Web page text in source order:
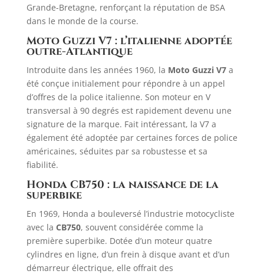
Grande-Bretagne, renforçant la réputation de BSA
dans le monde de la course.
Moto Guzzi V7 : l’italienne adoptée
outre-Atlantique
Introduite dans les années 1960, la Moto Guzzi V7a
été conçue initialement pour répondre à un appel
d’offres de la police italienne. Son moteur en V
transversal à 90 degrés est rapidement devenu une
signature de la marque. Fait intéressant, la V7 a
également été adoptée par certaines forces de police
américaines, séduites par sa robustesse et sa
fiabilité.
Honda CB750 : la naissance de la
superbike
En 1969, Honda a bouleversé l’industrie motocycliste
avec la CB750, souvent considérée comme la
première superbike. Dotée d’un moteur quatre
cylindres en ligne, d’un frein à disque avant et d’un
démarreur électrique, elle offrait des